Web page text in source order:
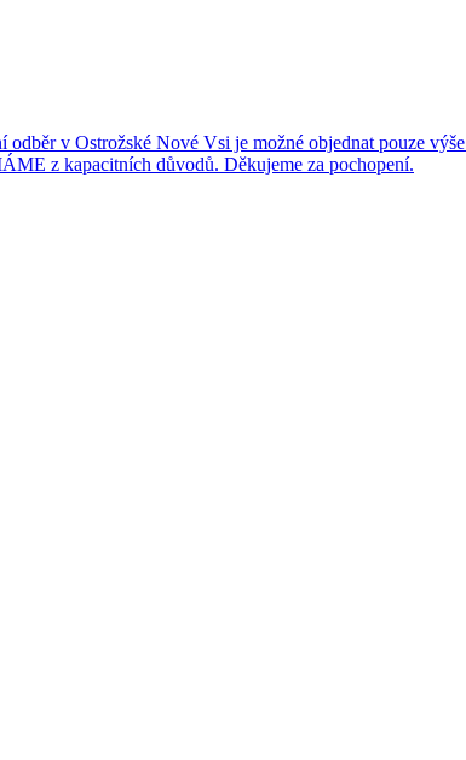
v Ostrožské Nové Vsi je možné objednat pouze výše
z kapacitních důvodů. Děkujeme za pochopení.